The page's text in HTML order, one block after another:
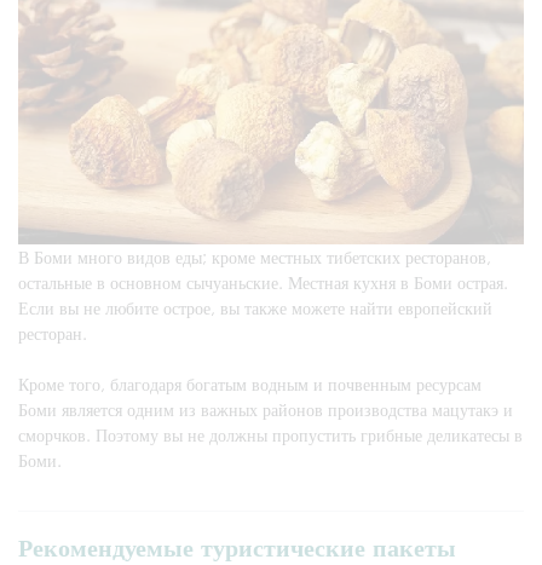
В Боми много видов еды; кроме местных тибетских ресторанов,
остальные в основном сычуаньские. Местная кухня в Боми острая.
Если вы не любите острое, вы также можете найти европейский
ресторан.
Кроме того, благодаря богатым водным и почвенным ресурсам
Боми является одним из важных районов производства мацутакэ и
сморчков. Поэтому вы не должны пропустить грибные деликатесы в
Боми.
Рекомендуемые туристические пакеты